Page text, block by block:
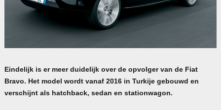
Eindelijk is er meer duidelijk over de opvolger van de Fiat
Bravo. Het model wordt vanaf 2016 in Turkije gebouwd en
verschijnt als hatchback, sedan en stationwagon.